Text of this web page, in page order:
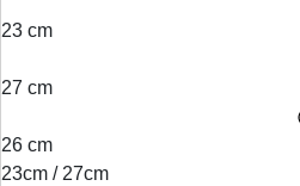
23 cm
27 cm
26 cm
23cm / 27cm